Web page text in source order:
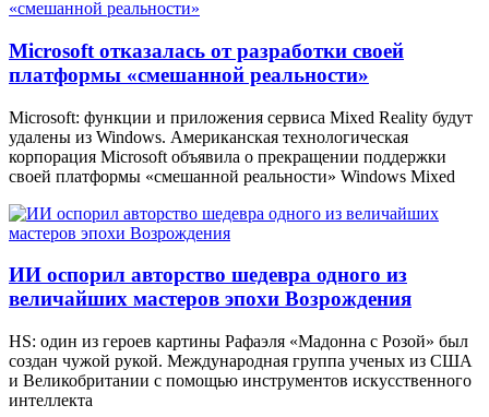
Microsoft отказалась от разработки своей
платформы «смешанной реальности»
Microsoft: функции и приложения сервиса Mixed Reality будут
удалены из Windows. Американская технологическая
корпорация Microsoft объявила о прекращении поддержки
своей платформы «смешанной реальности» Windows Mixed
ИИ оспорил авторство шедевра одного из
величайших мастеров эпохи Возрождения
HS: один из героев картины Рафаэля «Мадонна с Розой» был
создан чужой рукой. Международная группа ученых из США
и Великобритании с помощью инструментов искусственного
интеллекта